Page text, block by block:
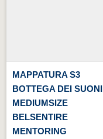
MAPPATURA S3
BOTTEGA DEI SUONI
MEDIUMSIZE
BELSENTIRE
MENTORING